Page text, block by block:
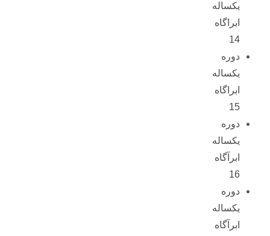
یکساله
ابراگاه
14
دوره
یکساله
ابراگاه
15
دوره
یکساله
ابرآگاه
16
دوره
یکساله
ابرآگاه